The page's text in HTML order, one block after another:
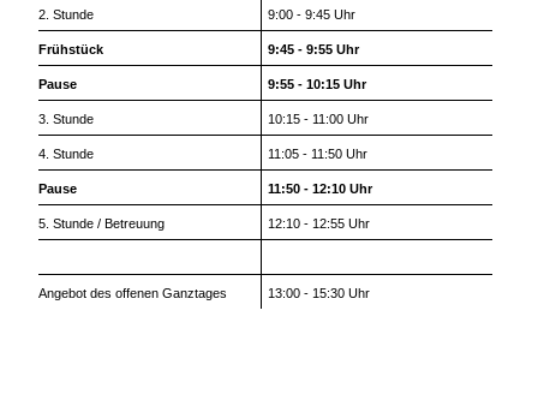
2. Stunde 9:00 - 9:45 Uhr
Frühstück 9:45 - 9:55 Uhr
Pause 9:55 - 10:15 Uhr
3. Stunde 10:15 - 11:00 Uhr
4. Stunde 11:05 - 11:50 Uhr
Pause 11:50 - 12:10 Uhr
5. Stunde / Betreuung 12:10 - 12:55 Uhr
Angebot des offenen Ganztages 13:00 - 15:30 Uhr